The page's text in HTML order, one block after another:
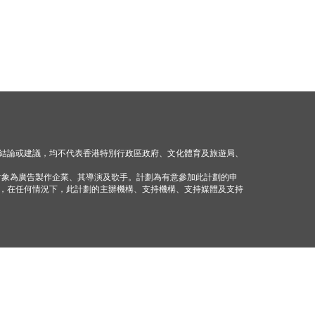
或建議，均不代表香港特別行政區政府、文化體育及旅遊局、
為廣告製作企業、其導演及歌手。計劃為有意參加此計劃的申
任何情況下，此計劃的主辦機構、支持機構、支持媒體及支持